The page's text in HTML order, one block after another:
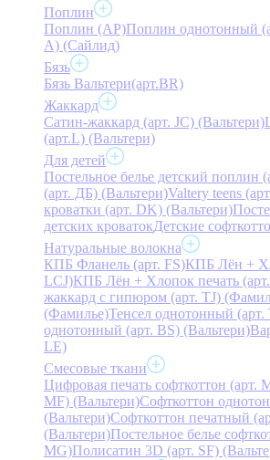
Поплин
Поплин (AP)Поплин однотонный
А) (Сайлид)
Бязь
Бязь Вальтери(арт.BR)
Жаккард
Сатин-жаккард (арт. JC) (Вальтери)
(арт.L) (Вальтери)
Для детей
Постельное белье детский поплин
(арт. ДБ) (Вальтери)Valtery teens
кроватки (арт. DK) (Вальтери)
детских кроватокДетские
Натуральные волокна
КПБ Фланель (арт. FS)КПБ Лён +
LCJ)КПБ Лён + Хлопок печать
жаккард с гипюром (арт. TJ)
(Фамилье)Тенсел однотонный (арт.
однотонный (арт. BS) (Вальтери)
LE)
Смесовые ткани
Цифровая печать софткоттон (арт.
MF) (Вальтери)Софткоттон
(Вальтери)Софткоттон печатный
(Вальтери)Постельное белье
MG)Полисатин 3D (арт. SF)